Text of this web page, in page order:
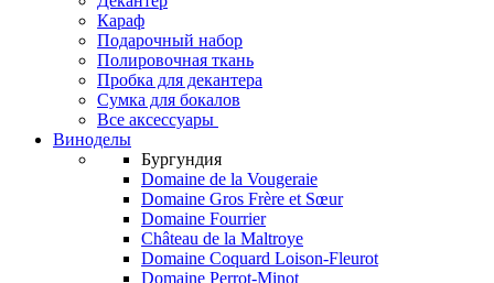
Караф
Подарочный набор
Полировочная ткань
Пробка для декантера
Сумка для бокалов
Все аксессуары
Виноделы
Бургундия
Domaine de la Vougeraie
Domaine Gros Frère et Sœur
Domaine Fourrier
Château de la Maltroye
Domaine Coquard Loison-Fleurot
Domaine Perrot-Minot